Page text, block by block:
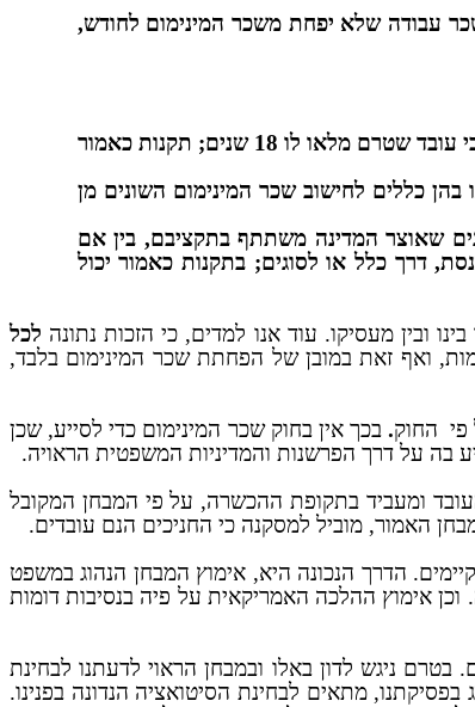
שכר עבודה שלא יפחת משכר המינימום לחודש,
הוראות בדבר תחולתו של חוק זה לגבי עובד שטרם מלאו לו 18 שנים; תקנות כאמור
בהן כללים לחישוב שכר המינימום השונים מן
שאוצר המדינה משתתף בתקציבם, בין אם
דרך כלל או לסוגים; בתקנות כאמור יכול
ובין מעסיקו. עוד אנו למדים, כי הזכות נתונה לכל
ואף זאת במובן של הפחתת שכר המינימום בלבד,
החוק.בכך אין בחוק שכר המינימום כדי לסייע, שכן
בה על דרך הפרשנות והמדיניות המשפטית הראויה.
ומעביד בתקופת ההכשרה, על פי המבחן המקובל
האמור, מוביל למסקנה כי החניכים הנם עובדים.
הדרך הנכונה היא, אימוץ המבחן הנהוג במשפט
אימוץ ההלכה האמריקאית על פיה בנסיבות דומות
בטרם ניגש לדון באלו ובמבחן הראוי לדעתנו לבחינת
מתאים לבחינת הסיטואציה הנדונה בפנינו.